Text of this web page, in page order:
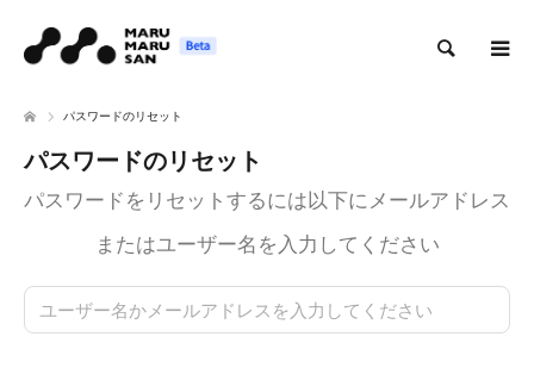
パスワードのリセット
パスワードのリセット
パスワードをリセットするには以下にメールアドレス
またはユーザー名を入力してください